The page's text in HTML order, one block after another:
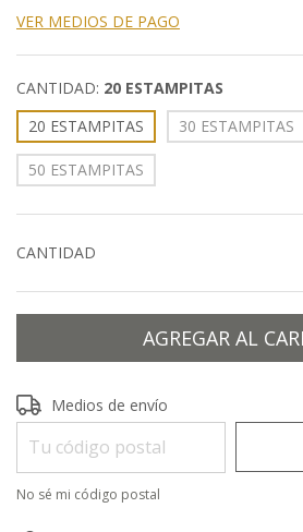
VER MEDIOS DE PAGO
CANTIDAD: 20 ESTAMPITAS
20 ESTAMPITAS
30 ESTAMPITAS
50 ESTAMPITAS
CANTIDAD
Entregas para el CP:
Medios de envío
No sé mi código postal